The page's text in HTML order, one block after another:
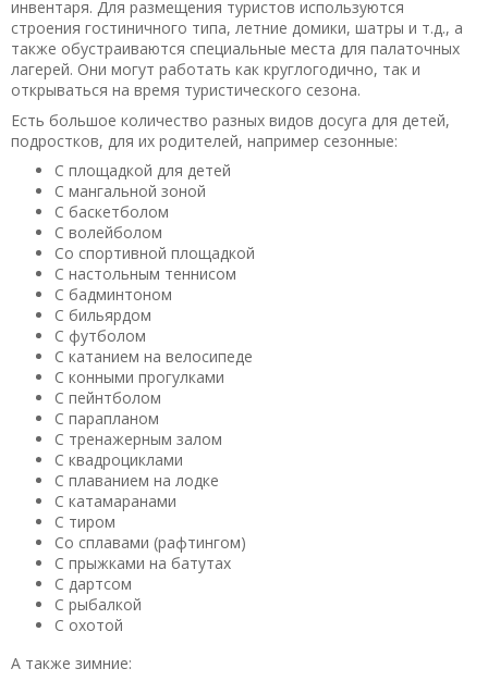
инвентаря. Для размещения туристов используются
строения гостиничного типа, летние домики, шатры и т.д., а
также обустраиваются специальные места для палаточных
лагерей. Они могут работать как круглогодично, так и
открываться на время туристического сезона.
Есть большое количество разных видов досуга для детей,
подростков, для их родителей, например сезонные:
С площадкой для детей
С мангальной зоной
С баскетболом
С волейболом
Со спортивной площадкой
С настольным теннисом
С бадминтоном
С бильярдом
С футболом
С катанием на велосипеде
С конными прогулками
С пейнтболом
С парапланом
С тренажерным залом
С квадроциклами
С плаванием на лодке
С катамаранами
С тиром
Со сплавами (рафтингом)
С прыжками на батутах
С дартсом
С рыбалкой
С охотой
А также зимние: